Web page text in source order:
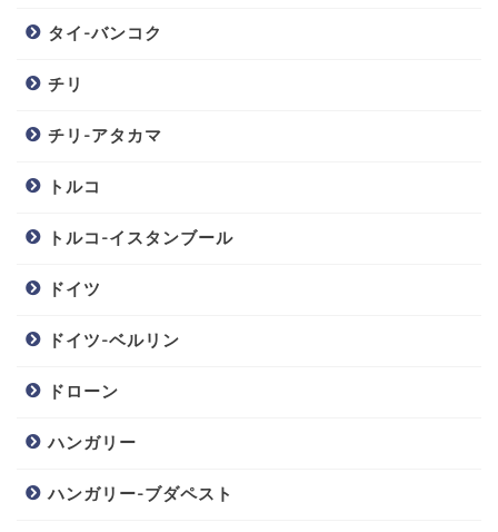
タイ-バンコク
チリ
チリ-アタカマ
トルコ
トルコ-イスタンブール
ドイツ
ドイツ-ベルリン
ドローン
ハンガリー
ハンガリー-ブダペスト